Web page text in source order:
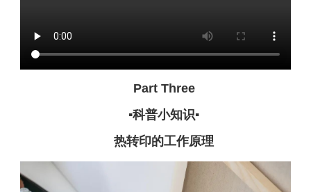
Part Three
▪科普小知识▪
热转印的工作原理